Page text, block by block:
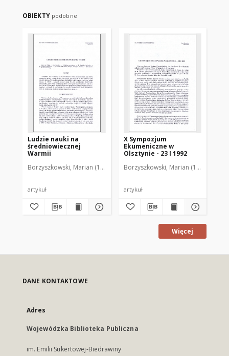
OBIEKTY podobne
Ludzie nauki na
średniowiecznej
Warmii
Borzyszkowski, Marian (1936-2001)
artykuł
X Sympozjum
Ekumeniczne w
Olsztynie - 23 I 1992
Borzyszkowski, Marian (1936-2001)
artykuł
Więcej
DANE KONTAKTOWE
Adres
Wojewódzka Biblioteka Publiczna
im. Emilii Sukertowej-Biedrawiny